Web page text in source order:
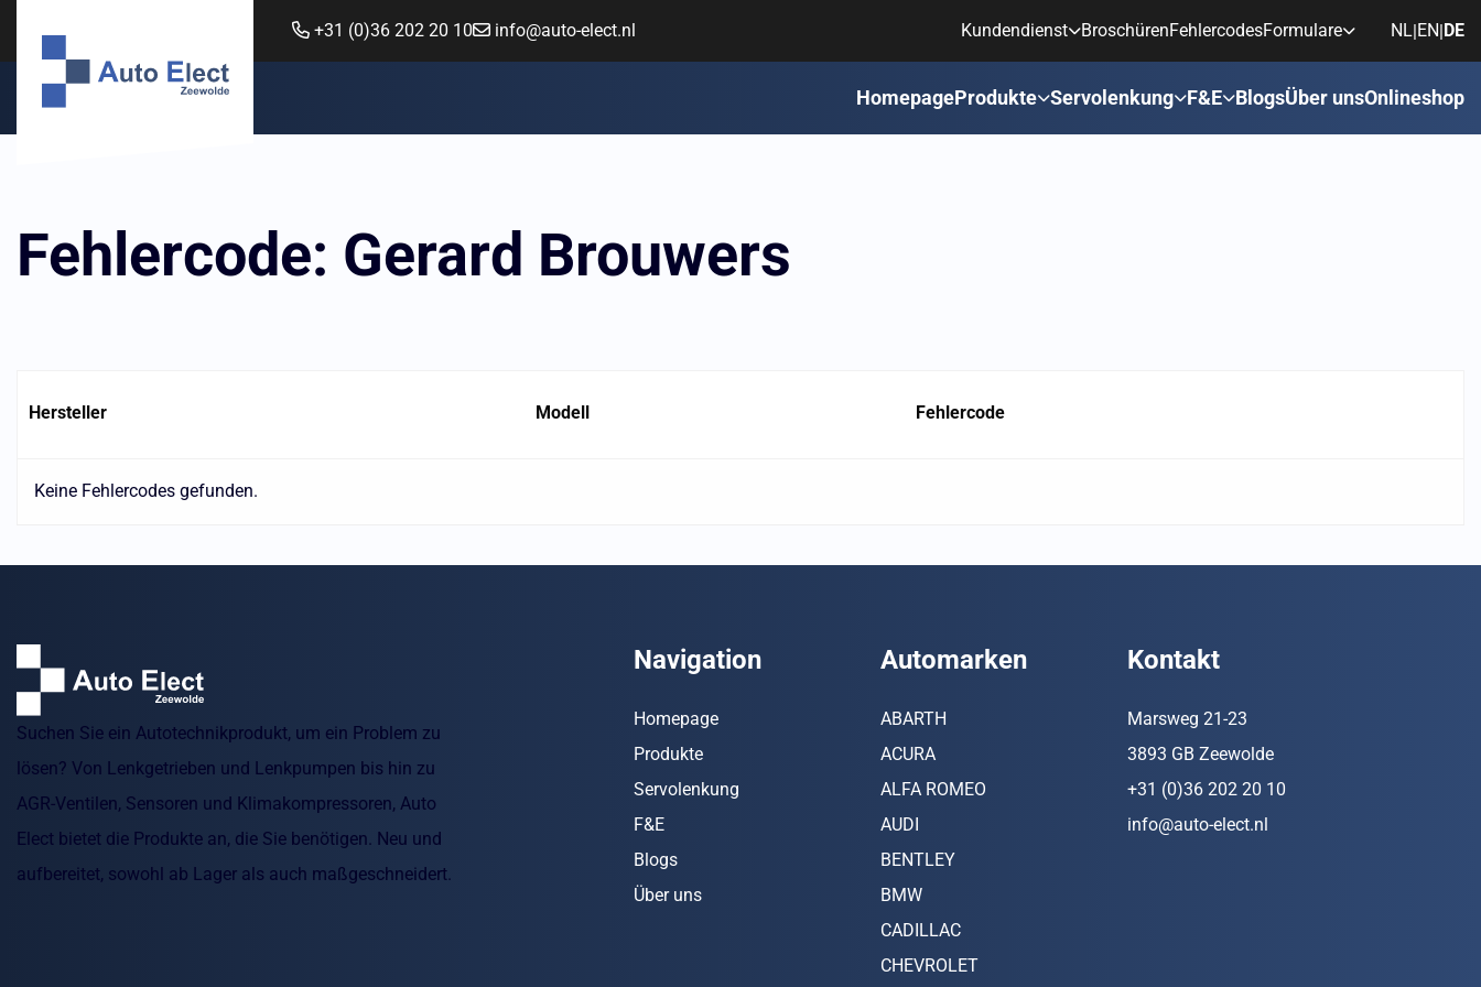
+31 (0)36 202 20 10 info@auto-elect.nl Kundendienst BroschürenFehlercodesFormulare NL|EN|DE
HomepageProdukte Servolenkung F&E BlogsÜber unsOnlineshop
Fehlercode: Gerard Brouwers
Hersteller Modell Fehlercode
Keine Fehlercodes gefunden.
Suchen Sie ein Autotechnikprodukt, um ein Problem zu
lösen? Von Lenkgetrieben und Lenkpumpen bis hin zu
AGR-Ventilen, Sensoren und Klimakompressoren, Auto
Elect bietet die Produkte an, die Sie benötigen. Neu und
aufbereitet, sowohl ab Lager als auch maßgeschneidert.
Navigation
Homepage
Produkte
Servolenkung
F&E
Blogs
Über uns
Automarken
ABARTH
ACURA
ALFA ROMEO
AUDI
BENTLEY
BMW
CADILLAC
CHEVROLET
Kontakt
Marsweg 21-23
3893 GB Zeewolde
+31 (0)36 202 20 10
info@auto-elect.nl